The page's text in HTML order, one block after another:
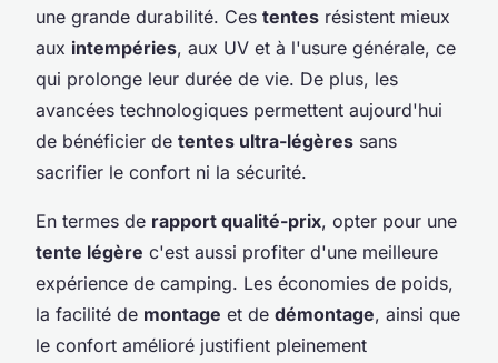
une grande durabilité. Ces tentes résistent mieux
aux intempéries, aux UV et à l'usure générale, ce
qui prolonge leur durée de vie. De plus, les
avancées technologiques permettent aujourd'hui
de bénéficier de tentes ultra-légères sans
sacrifier le confort ni la sécurité.
En termes de rapport qualité-prix, opter pour une
tente légère c'est aussi profiter d'une meilleure
expérience de camping. Les économies de poids,
la facilité de montage et de démontage, ainsi que
le confort amélioré justifient pleinement